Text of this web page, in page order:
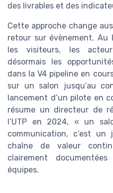
des livrables et des
Cette approche change
retour sur évènement. Au
les visiteurs, les
désormais les
dans la V4 pipeline en
sur un salon jusqu’au
lancement d’un pilote en
résume un directeur de
l’UTP en 2024, « un
communication, c’est un
chaîne de valeur
clairement
équipes.